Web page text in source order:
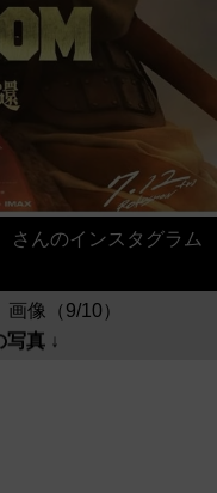
さんのインスタグラム
像（9/10）
写真 ↓